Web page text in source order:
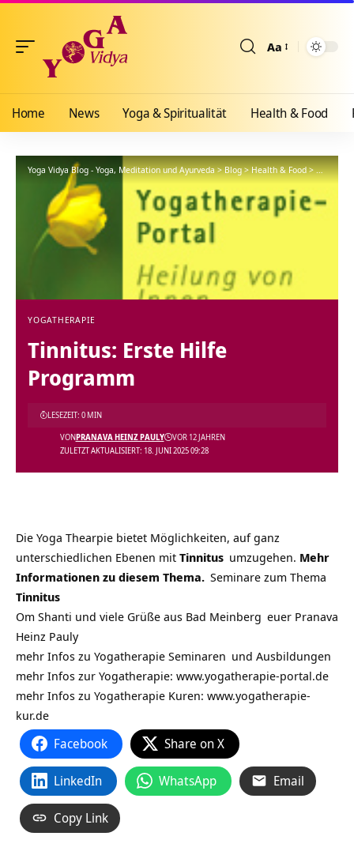
Aa
Home News Yoga & Spiritualität Health & Food
Yoga Vidya Blog - Yoga, Meditation und Ayurveda>Blog>Health & Food>
YOGATHERAPIE
Tinnitus: Erste Hilfe
Programm
ZULETZT AKTUALISIERT: 18. JUNI 2025 09:28
VONPRANAVA HEINZ PAULY VOR 12 JAHREN
LESEZEIT: 0 MIN
Die Yoga Thearpie bietet Möglichkeiten, auf ganz
unterschiedlichen Ebenen mit Tinnitus umzugehen. Mehr
Informationen zu diesem Thema. Seminare zum Thema
Tinnitus
Om Shanti und viele Grüße aus Bad Meinberg euer Pranava
Heinz Pauly
mehr Infos zu Yogatherapie Seminaren und Ausbildungen
mehr Infos zur Yogatherapie: www.yogatherapie-portal.de
mehr Infos zu Yogatherapie Kuren: www.yogatherapie-
kur.de
Facebook Share on X
LinkedIn WhatsApp Email
Copy Link